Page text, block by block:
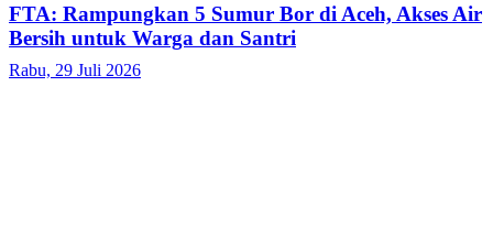
FTA: Rampungkan 5 Sumur Bor di Aceh, Akses Air
Bersih untuk Warga dan Santri
Rabu, 29 Juli 2026